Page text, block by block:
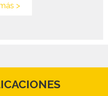
>